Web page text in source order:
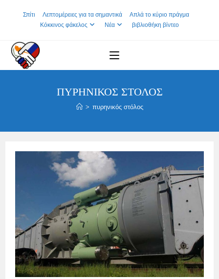
Σπίτι Λεπτομέρειες για τα σημαντικά
Απλά το κύριο πράγμα
Κόκκινος φάκελος
Νέα βιβλιοθήκη βίντεο
ΠΥΡΗΝΙΚΌΣ ΣΤΌΛΟΣ
> πυρηνικός στόλος